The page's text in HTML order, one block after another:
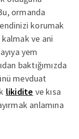
ormanda
korumak
kalmak ve ani
yem
baktığımızda
mevduat
likidite ve kısa
anlamına